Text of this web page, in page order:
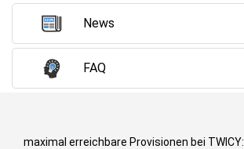
News
FAQ
maximal erreichbare Provisionen bei TWICY: